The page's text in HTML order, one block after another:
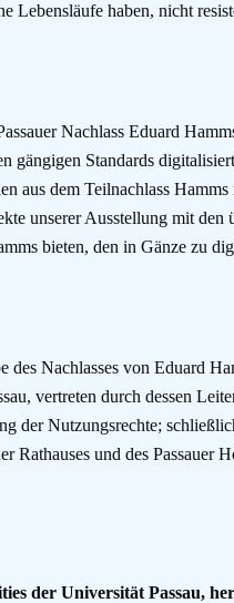
haben, nicht
Nachlass Eduard
Standards
aus dem Teilnachlass
unserer Ausstellung mit den
bieten, den in Gänze zu
Nachlasses von Eduard
vertreten durch dessen
Nutzungsrechte;
und des Passauer
der Universität Passau,